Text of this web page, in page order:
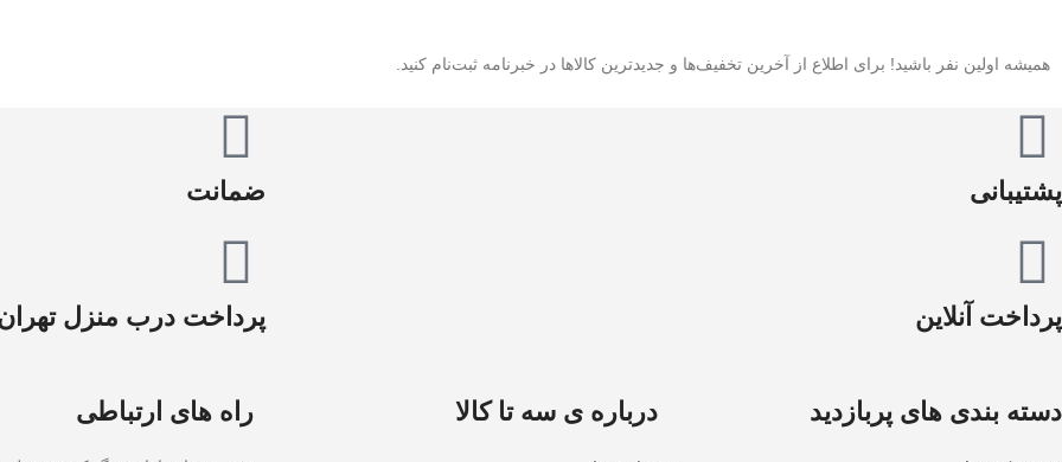
همیشه اولین نفر باشید! برای اطلاع از آخرین تخفیف‌ها و جدیدترین کالاها در خبرنامه ثبت‌نام کنید.
پشتیبانی
پرداخت آنلاین
ضمانت
پرداخت درب منزل
دسته بندی های پربازدید درباره ی سه تا کالا راه های ارتباطی